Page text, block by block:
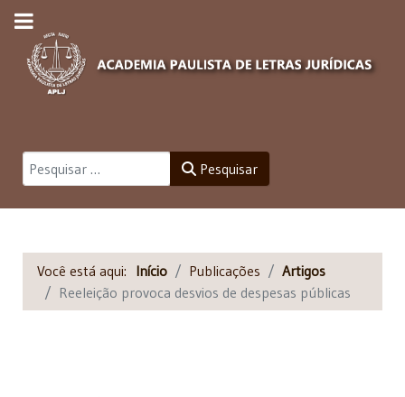
Pesquisar Pesquisar
Você está aqui: Início Publicações
Artigos
Reeleição provoca desvios de despesas públicas